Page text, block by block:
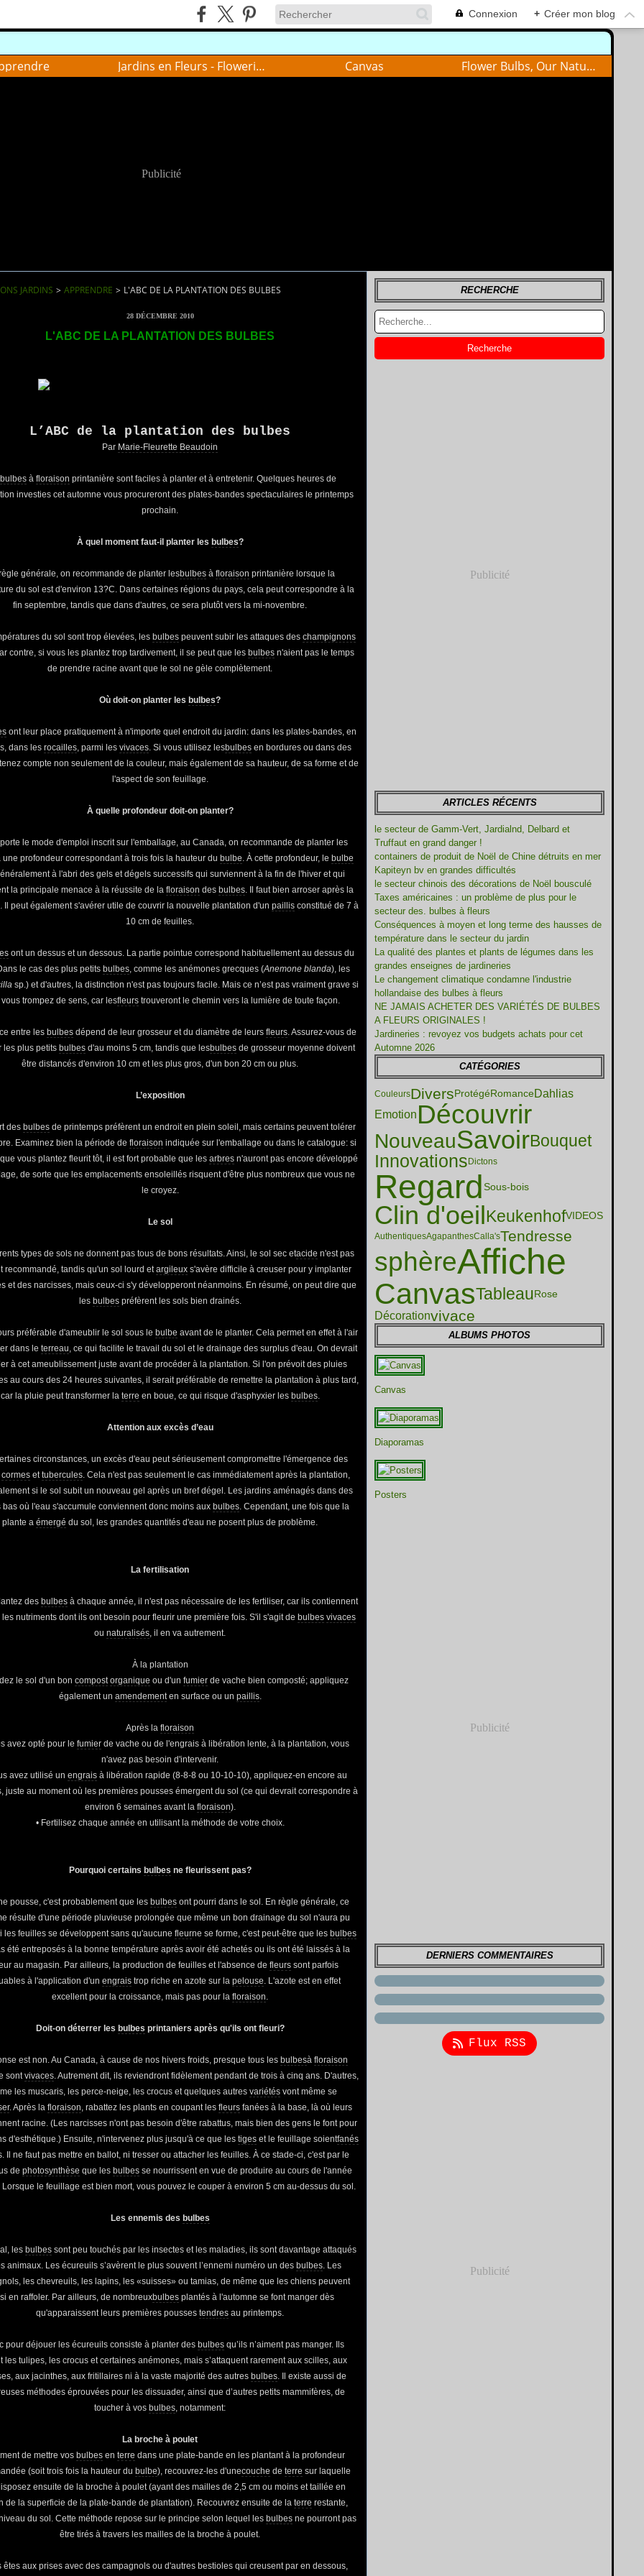
Connexion + Créer mon blog
Jardins en Fleurs - Flowering gardens Canvas Flower Bulbs, Our Nature
Publicité
JARDINS > APPRENDRE > L'ABC DE LA PLANTATION DES BULBES
28 DÉCEMBRE 2010
L'ABC DE LA PLANTATION DES BULBES
L’ABC de la plantation des bulbes
Par Marie-Fleurette Beaudoin
bulbes àfloraison printanière sont faciles à planter et à entretenir. Quelques heures de
investies cet automne vous procureront des plates-bandes spectaculaires le printemps
prochain.
À quel moment faut-il planter les bulbes?
générale, on recommande de planter lesbulbesà floraison printanière lorsque la
du sol est d'environ 13?C. Dans certaines régions du pays, cela peut correspondre à la
fin septembre, tandis que dans d'autres, ce sera plutôt vers la mi-novembre.
du sol sont trop élevées, les bulbes peuvent subir les attaques deschampignons
contre, si vous les plantez trop tardivement, il se peut que les bulbes n'aient pas le temps
de prendre racine avant que le sol ne gèle complètement.
Où doit-on planter les bulbes?
ont leur place pratiquement à n'importe quel endroit du jardin: dans les plates-bandes, en
dans les rocailles, parmi les vivaces. Si vous utilisez lesbulbesen bordures ou dans des
compte non seulement de la couleur, mais également de sa hauteur, de sa forme et de
l'aspect de son feuillage.
À quelle profondeur doit-on planter?
le mode d'emploi inscrit sur l'emballage, au Canada, on recommande de planter les
profondeur correspondant à trois fois la hauteur du bulbe. À cette profondeur, le bulbe
à l'abri des gels et dégels successifs qui surviennent à la fin de l'hiver et qui
la principale menace à la réussite de lafloraison des bulbes. Il faut bien arroser après la
Il peut également s'avérer utile de couvrir la nouvelle plantation d'unpaillis constitué de 7 à
10 cm de feuilles.
ont un dessus et un dessous. La partie pointue correspond habituellement au dessus du
le cas des plus petits bulbes, comme les anémones grecques (Anemone blanda), les
sp.) et d'autres, la distinction n'est pas toujours facile. Mais ce n’est pas vraiment grave si
trompez de sens, car lesfleurstrouveront le chemin vers la lumière de toute façon.
entre les bulbes dépend de leur grosseur et du diamètre de leursfleurs. Assurez-vous de
les plus petits bulbesd'au moins 5 cm, tandis que lesbulbesde grosseur moyenne doivent
être distancés d'environ 10 cm et les plus gros, d'un bon 20 cm ou plus.
L’exposition
des bulbesde printemps préfèrent un endroit en plein soleil, mais certains peuvent tolérer
Examinez bien la période de floraison indiquée sur l'emballage ou dans le catalogue: si
que vous plantez fleurit tôt, il est fort probable que lesarbres n'auront pas encore développé
de sorte que les emplacements ensoleillés risquent d'être plus nombreux que vous ne
le croyez.
Le sol
types de sols ne donnent pas tous de bons résultats. Ainsi, le sol sec etacide n'est pas
recommandé, tandis qu'un sol lourd etargileuxs'avère difficile à creuser pour y implanter
et des narcisses, mais ceux-ci s'y développeront néanmoins. En résumé, on peut dire que
les bulbespréfèrent les sols bien drainés.
préférable d'ameublir le sol sous le bulbe avant de le planter. Cela permet en effet à l'air
dans leterreau, ce qui facilite le travail du sol et le drainage des surplus d'eau. On devrait
à cet ameublissement juste avant de procéder à la plantation. Si l'on prévoit des pluies
au cours des 24 heures suivantes, il serait préférable de remettre la plantation à plus tard,
car la pluie peut transformer la terre en boue, ce qui risque d'asphyxier les bulbes.
Attention aux excès d’eau
circonstances, un excès d'eau peut sérieusement compromettre l'émergence des
cormesettubercules. Cela n'est pas seulement le cas immédiatement après la plantation,
si le sol subit un nouveau gel après un bref dégel. Les jardins aménagés dans des
bas où l'eau s'accumule conviennent donc moins aux bulbes. Cependant, une fois que la
plante aémergé du sol, les grandes quantités d'eau ne posent plus de problème.
La fertilisation
des bulbesà chaque année, il n'est pas nécessaire de les fertiliser, car ils contiennent
nutriments dont ils ont besoin pour fleurir une première fois. S'il s'agit de bulbes vivaces
ounaturalisés, il en va autrement.
À la plantation
le sol d'un bon compost organique ou d'un fumierde vache bien composté; appliquez
également un amendementen surface ou un paillis.
Après lafloraison
avez opté pour le fumierde vache ou de l'engrais à libération lente, à la plantation, vous
n'avez pas besoin d'intervenir.
avez utilisé un engraisà libération rapide (8-8-8 ou 10-10-10), appliquez-en encore au
juste au moment où les premières pousses émergent du sol (ce qui devrait correspondre à
environ 6 semaines avant la floraison).
• Fertilisez chaque année en utilisant la méthode de votre choix.
Pourquoi certains bulbes ne fleurissent pas?
pousse, c'est probablement que les bulbes ont pourri dans le sol. En règle générale, ce
résulte d'une période pluvieuse prolongée que même un bon drainage du sol n'aura pu
les feuilles se développent sans qu'aucunefleurne se forme, c'est peut-être que les bulbes
été entreposés à la bonne température après avoir été achetés ou ils ont été laissés à la
au magasin. Par ailleurs, la production de feuilles et l'absence de fleurssont parfois
à l'application d'unengrais trop riche en azote sur lapelouse. L'azote est en effet
excellent pour la croissance, mais pas pour lafloraison.
Doit-on déterrer les bulbes printaniers après qu'ils ont fleuri?
est non. Au Canada, à cause de nos hivers froids, presque tous les bulbesàfloraison
sontvivaces. Autrement dit, ils reviendront fidèlement pendant de trois à cinq ans. D'autres,
les muscaris, les perce-neige, les crocus et quelques autres variétésvont même se
. Après la floraison, rabattez les plants en coupant les fleursfanées à la base, là où leurs
racine. (Les narcisses n'ont pas besoin d'être rabattus, mais bien des gens le font pour
d'esthétique.) Ensuite, n'intervenez plus jusqu'à ce que lestiges et le feuillage soientfanés
Il ne faut pas mettre en ballot, ni tresser ou attacher les feuilles. À ce stade-ci, c'est par le
dephotosynthèse que les bulbes se nourrissent en vue de produire au cours de l'année
Lorsque le feuillage est bien mort, vous pouvez le couper à environ 5 cm au-dessus du sol.
Les ennemis des bulbes
les bulbessont peu touchés par les insectes et les maladies, ils sont davantage attaqués
animaux. Les écureuils s’avèrent le plus souvent l’ennemi numéro un des bulbes. Les
les chevreuils, les lapins, les «suisses» ou tamias, de même que les chiens peuvent
en raffoler. Par ailleurs, de nombreuxbulbes plantés à l'automne se font manger dès
qu'apparaissent leurs premières poussestendres au printemps.
pour déjouer les écureuils consiste à planter des bulbes qu’ils n’aiment pas manger. Ils
les tulipes, les crocus et certaines anémones, mais s’attaquent rarement aux scilles, aux
aux jacinthes, aux fritillaires ni à la vaste majorité des autres bulbes. Il existe aussi de
méthodes éprouvées pour les dissuader, ainsi que d’autres petits mammifères, de
toucher à vos bulbes, notamment:
La broche à poulet
de mettre vos bulbes enterre dans une plate-bande en les plantant à la profondeur
(soit trois fois la hauteur du bulbe), recouvrez-les d'unecouche deterre sur laquelle
ensuite de la broche à poulet (ayant des mailles de 2,5 cm ou moins et taillée en
de la superficie de la plate-bande de plantation). Recouvrez ensuite de la terre restante,
du sol. Cette méthode repose sur le principe selon lequel les bulbes ne pourront pas
être tirés à travers les mailles de la broche à poulet.
êtes aux prises avec des campagnols ou d'autres bestioles qui creusent par en dessous,
RECHERCHE
Publicité
ARTICLES RÉCENTS
le secteur de Gamm-Vert, Jardialnd, Delbard et
Truffaut en grand danger !
containers de produit de Noël de Chine détruits en mer
Kapiteyn bv en grandes difficultés
le secteur chinois des décorations de Noël bousculé
Taxes américaines : un problème de plus pour le
secteur des. bulbes à fleurs
Conséquences à moyen et long terme des hausses de
température dans le secteur du jardin
La qualité des plantes et plants de légumes dans les
grandes enseignes de jardineries
Le changement climatique condamne l'industrie
hollandaise des bulbes à fleurs
NE JAMAIS ACHETER DES VARIÉTÉS DE BULBES
A FLEURS ORIGINALES !
Jardineries : revoyez vos budgets achats pour cet
Automne 2026
CATÉGORIES
CouleursDivers ProtégéRomanceDahlias
Emotion Découvrir
NouveauSavoirBouquet
Innovations Dictons
Regard Sous-bois
Clin d'oeil KeukenhofVIDEOS
AuthentiquesAgapanthesCalla'sTendresse
sphèreAffiche
CanvasTableauRose
Décorationvivace
ALBUMS PHOTOS
Canvas
Diaporamas
Posters
Publicité
DERNIERS COMMENTAIRES
Flux RSS
Publicité